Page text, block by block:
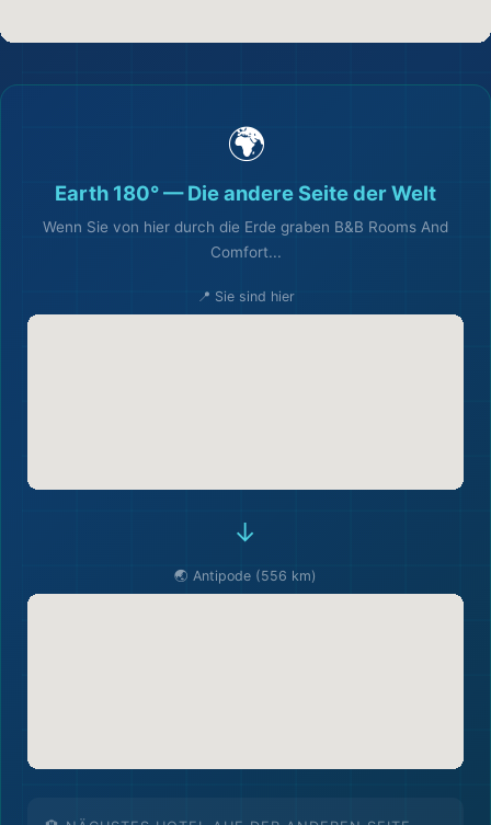
🌍
🎒
🌍
Earth 180° — Die andere Seite der Welt
Wenn Sie von hier durch die Erde graben B&B Rooms And
Comfort...
📍 Sie sind hier
→
🌏 Antipode (556 km)